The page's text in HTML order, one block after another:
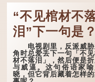
这时，...
“不见棺材不
泪”下一句是？
电视剧里，反派威胁
角时总爱丢下一句「不
材不落泪」，然后便是
与威逼。这句俗语家喻
晓，但它背后藏着怎样